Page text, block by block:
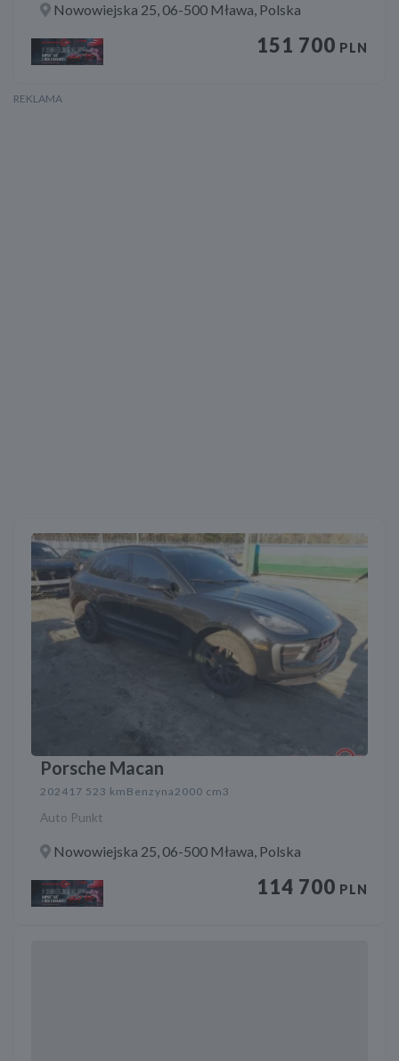
Nowowiejska 25, 06-500 Mława, Polska
151 700 PLN
Porsche Macan
2024 17 523 km Benzyna2000 cm3
Auto Punkt
Nowowiejska 25, 06-500 Mława, Polska
114 700 PLN